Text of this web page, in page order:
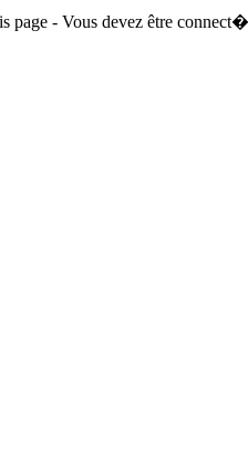
page - Vous devez être